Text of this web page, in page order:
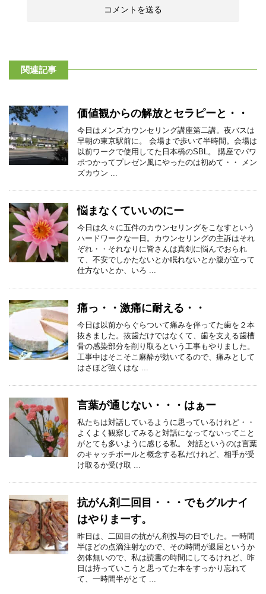
関連記事
価値観からの解放とセラピーと・・
今日はメンズカウンセリング講座第二講。夜バスは
早朝の東京駅前に。 会場まで歩いて半時間。会場は
以前ワークで使用してた日本橋のSBL。 講座でパワ
ポつかってプレゼン風にやったのは初めて・・ メン
ズカウン ...
悩まなくていいのにー
今日は久々に五件のカウンセリングをこなすという
ハードワークな一日。カウンセリングの主訴はそれ
ぞれ・・それなりに皆さんは真剣に悩んでおられ
て、不安でしかたないとか眠れないとか腹が立って
仕方ないとか、いろ ...
痛っ・・激痛に耐える・・
今日は以前からぐらついて痛みを伴ってた歯を２本
抜きました。抜歯だけではなくて、歯を支える歯槽
骨の感染部分を削り取るという工事もやりました。
工事中はそこそこ麻酔が効いてるので、痛みとして
はさほど強くはな ...
言葉が通じない・・・はぁー
私たちは対話しているように思っているけれど・・
よくよく観察してみると対話になってないってこと
がとても多いように感じる私。 対話というのは言葉
のキャッチボールと概念する私だけれど、相手が受
け取るか受け取 ...
抗がん剤二回目・・・でもグルナイ
はやりまーす。
昨日は、二回目の抗がん剤投与の日でした。一時間
半ほどの点滴注射なので、その時間が退屈というか
勿体無いので、私は読書の時間にしてるけれど、昨
日は持っていこうと思ってた本をすっかり忘れて
て、一時間半がとて ...